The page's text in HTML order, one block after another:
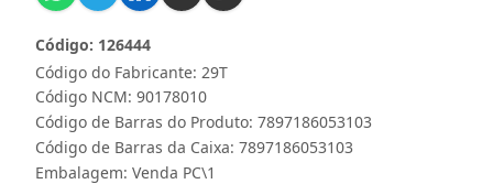
Código do Fabricante: 29T
Código: 126444
Código NCM: 90178010
Código de Barras do Produto: 7897186053103
Código de Barras da Caixa: 7897186053103
Embalagem: Venda PC\1